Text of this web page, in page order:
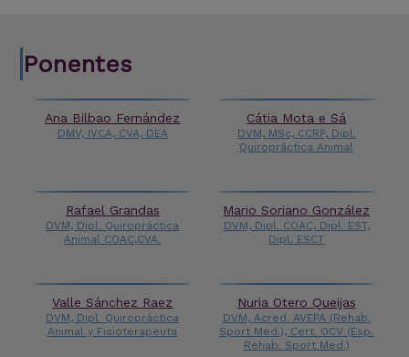
Ponentes
Ana Bilbao Fernández
DMV, IVCA, CVA, DEA
Cátia Mota e Sá
DVM, MSc, CCRP, Dipl.
Quiropráctica Animal
Rafael Grandas
DVM, Dipl. Quiropráctica
Animal COAC,CVA.
Mario Soriano González
DVM, Dipl. COAC, Dipl. EST,
Dipl. ESCT
Valle Sánchez Raez
DVM, Dipl. Quiropráctica
Animal y Fisioterapeuta
Nuria Otero Queijas
DVM, Acred. AVEPA (Rehab.
Sport Med.), Cert. OCV (Esp.
Rehab. Sport Med.)